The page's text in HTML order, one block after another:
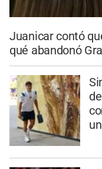
Juanicar contó
qué abandonó